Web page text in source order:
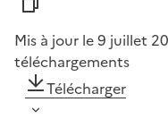
Mis à jour le 9 juillet
téléchargements
Télécharger